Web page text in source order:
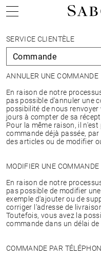
SERVICE CLIENTÈLE
ANNULER UNE COMMANDE
En raison de notre
pas possible d'annuler une
possibilité de nous
jours à compter de sa
Pour la même raison, il
commande déjà passée,
des articles ou de modifier
MODIFIER UNE COMMANDE
En raison de notre
pas possible de modifier
exemple d'ajouter ou de
corriger l'adresse de
Toutefois, vous avez la
commande dans un délai
COMMANDE PAR